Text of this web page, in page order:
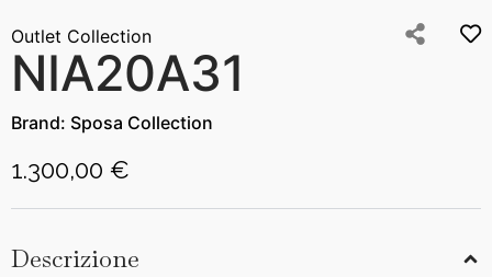
Outlet Collection
NIA20A31
Brand: Sposa Collection
1.300,00 €
Descrizione